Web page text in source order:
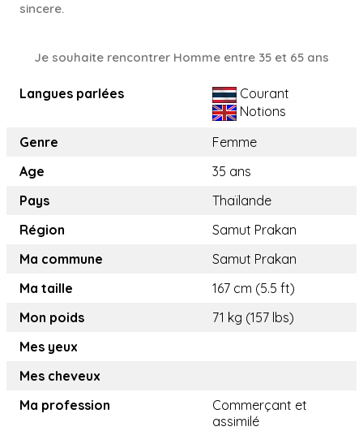
sincere.
Je souhaite rencontrer Homme entre 35 et 65 ans
Langues parlées
Courant
Notions
Genre
Femme
Age
35 ans
Pays
Thaïlande
Région
Samut Prakan
Ma commune
Samut Prakan
Ma taille
167 cm (5.5 ft)
Mon poids
71 kg (157 lbs)
Mes yeux
Mes cheveux
Ma profession
Commerçant et
assimilé